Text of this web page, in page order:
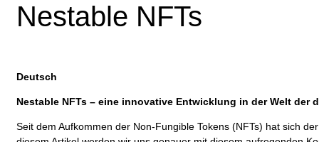
Nestable NFTs
Deutsch
Nestable NFTs – eine innovative Entwicklung in der Welt der
Seit dem Aufkommen der Non-Fungible Tokens (NFTs) hat sich